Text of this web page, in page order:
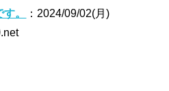
。
：2024/09/02(月)